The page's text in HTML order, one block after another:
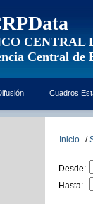
CENTRAL
Central de
Cuadros
Inicio /
Desde:
Hasta: